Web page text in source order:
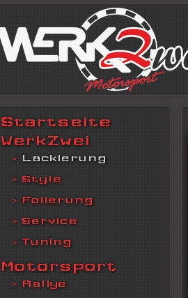
Startseite
WerkZwei
Lackierung
Style
Folierung
Service
Tuning
Motorsport
Rallye